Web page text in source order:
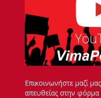
Επικοινωνήστε μαζί
απευθείας στην φόρμα